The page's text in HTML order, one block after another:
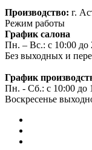
Производство: г.
Режим работы
График салона
Пн. – Вс.: с 10:00 до
Без выходных и
График
Пн. - Сб.: с 10:00 до
Воскресенье